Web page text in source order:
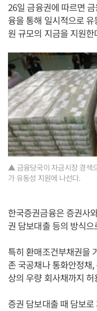
26일 금융권에 따르면
융을 통해 일시적으로
원 규모의 지금을 지원한
▲ 금융당국이 자금시장 경색
가 유동성 지원에 나선다.
한국증권금융은 증권사
권 담보대출 등의 방식
특히 환매조건부채권을
존 국공채나 통화안정채
상의 우량 회사채까지
증권 담보대출 때 담보